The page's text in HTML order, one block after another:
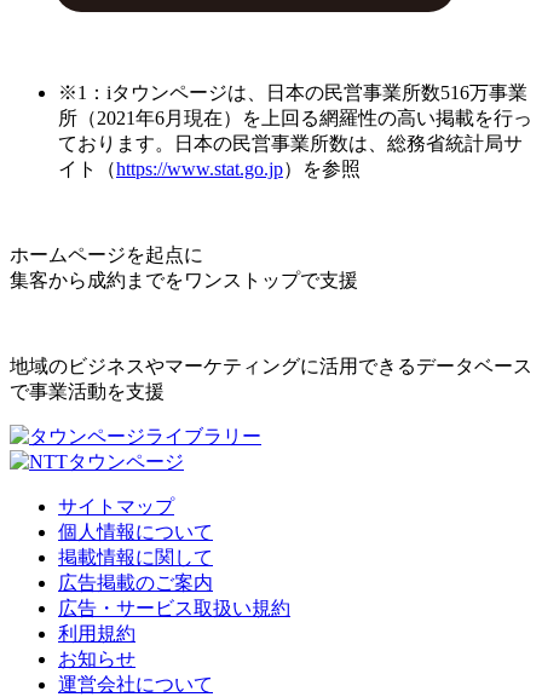
※1：iタウンページは、日本の民営事業所数516万事業
所（2021年6月現在）を上回る網羅性の高い掲載を行っ
ております。日本の民営事業所数は、総務省統計局サ
イト（https://www.stat.go.jp）を参照
ホームページを起点に
集客から成約までをワンストップで支援
地域のビジネスやマーケティングに活用できるデータベース
で事業活動を支援
サイトマップ
個人情報について
掲載情報に関して
広告掲載のご案内
広告・サービス取扱い規約
利用規約
お知らせ
運営会社について